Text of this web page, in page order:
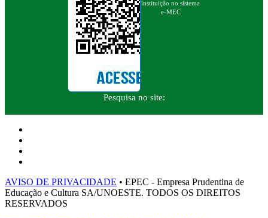
instituição no sistema
e-MEC
Pesquisa no site:
AVISO DE PRIVACIDADE • EPEC - Empresa Prudentina de
Educação e Cultura SA/UNOESTE. TODOS OS DIREITOS
RESERVADOS